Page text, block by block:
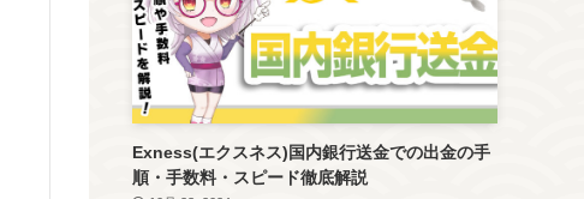
Exness(エクスネス)国内銀行送金での出金の手
順・手数料・スピード徹底解説